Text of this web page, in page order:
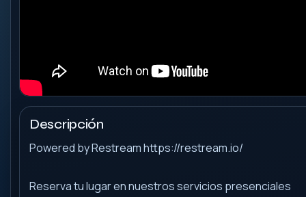
Descripción
Powered by Restream https://restream.io/
Reserva tu lugar en nuestros servicios presenciales